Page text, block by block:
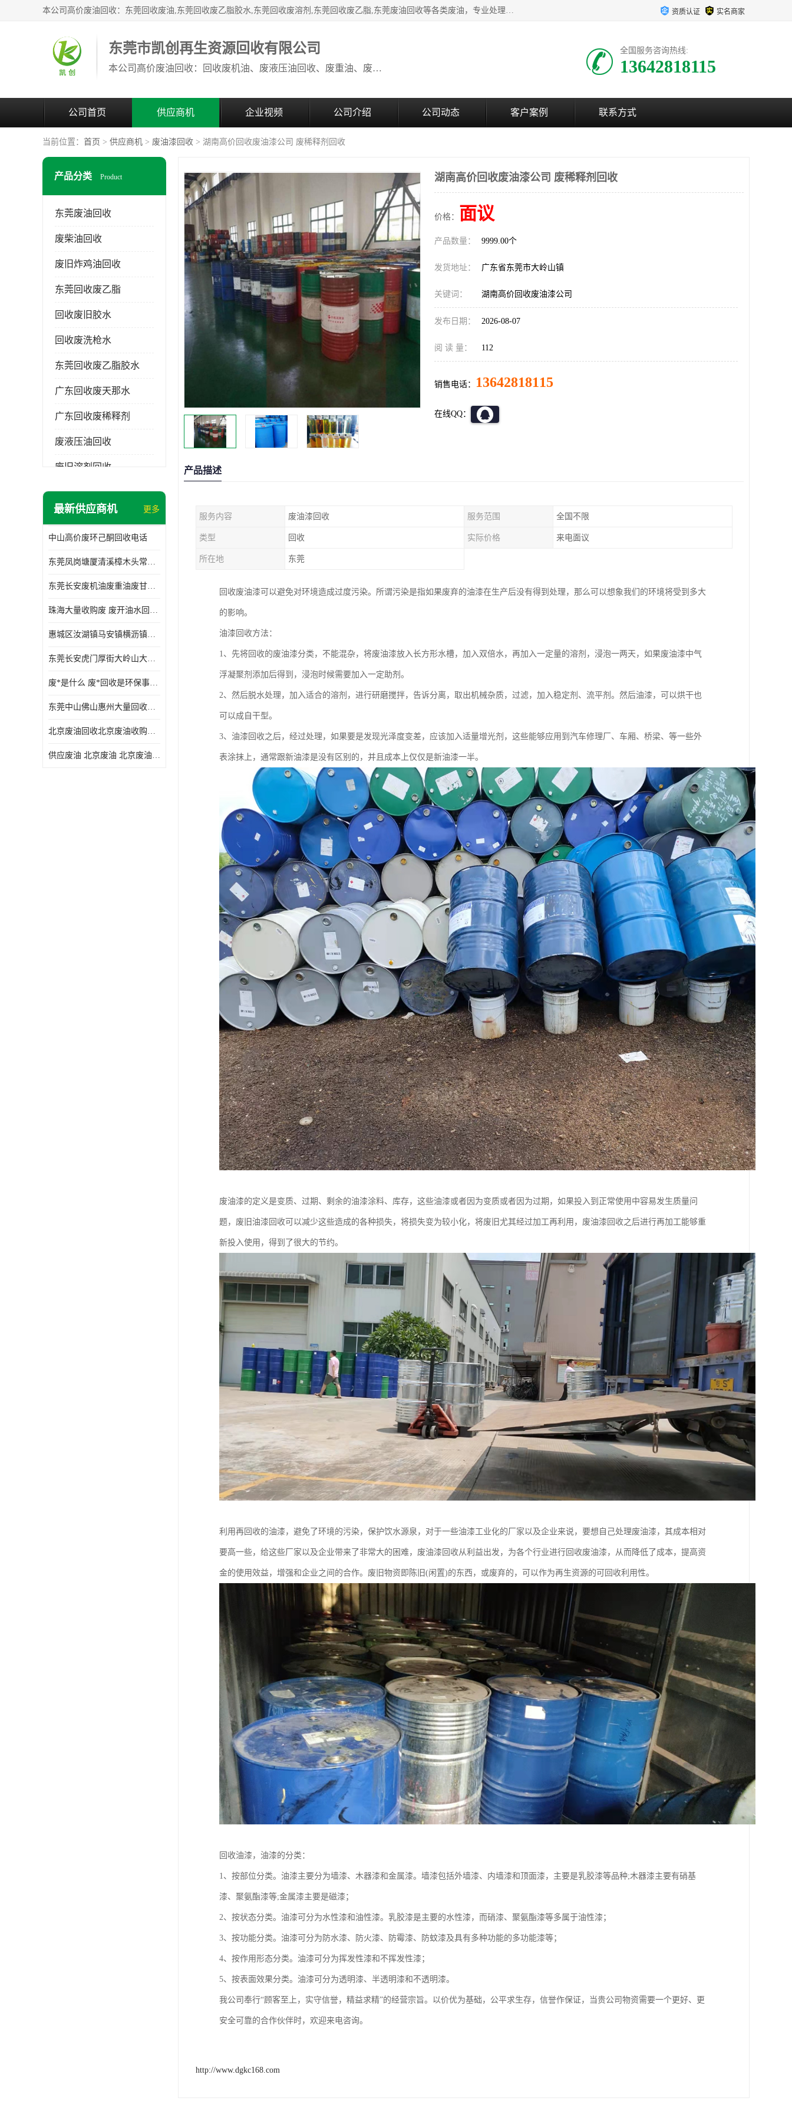
本公司高价废油回收：东莞回收废油,东莞回收废乙脂胶水,东莞回收废溶剂,东莞回收废乙脂,东莞废油回收等各类废油，专业处理从事化工产品研发与销售的综合型高科技服务性企业。我公司自成立以来，一直秉承“科技创新，立足诚信，感恩于心”的理念，力求设计与客户合作共赢的局面。在广大新老客户的大力支持下，我公司员工经过不懈努力，公司已快速发展成为国内知名化工企业。 资质认证 实名商家
东莞市凯创再生资源回收有限公司
本公司高价废油回收：回收废机油、废液压油回收、废重油、废食用油回收、废导热油、废、废油漆、废UV光油、废清、废白矿油、废变压器油
全国服务咨询热线:
13642818115
公司首页 供应商机 企业视频 公司介绍 公司动态 客户案例 联系方式
当前位置： 首页 > 供应商机 > 废油漆回收 > 湖南高价回收废油漆公司 废稀释剂回收
产品分类 Product
东莞废油回收
废柴油回收
废旧炸鸡油回收
东莞回收废乙脂
回收废旧胶水
回收废洗枪水
东莞回收废乙脂胶水
广东回收废天那水
广东回收废稀释剂
废液压油回收
废旧溶剂回收
东莞回收废溶剂
废三氯乙烯回收
废混合溶剂回收
最新供应商机 更多
中山高价废环己酮回收电话
东莞凤岗塘厦清溪樟木头常平废液压油 废火花机油 废 废切削油 废齿轮油 废导轨油 废螺杆油
东莞长安废机油废重油废甘油废矿物油废燃料油废废润滑油废火花机油废油废齿轮油
珠海大量收购废 废开油水回收废酒精废废乙酯胶水废洗枪水废开油水废二废三氯丁脂乙脂废甲
惠城区汝湖镇马安镇横沥镇芦洲镇 惠阳新圩镇镇镇沙田镇废机油废液压油废润滑油废废火花机油废白电油废废齿轮油废白矿油废变压器油废燃料油
东莞长安虎门厚街大岭山大量回收废开油水废洗枪水废稀释剂
废*是什么 废*回收是环保事业吗
东莞中山佛山惠州大量回收废机油，废液压油，废润滑油，废，废火花机油，废白电油，废，废齿轮油，废白矿油，废变压器油，废燃料油，废切削油
北京废油回收北京废油收购再生注意的事项
供应废油 北京废油 北京废油回收 废油收购
湖南高价回收废油漆公司 废稀释剂回收
价格： 面议
产品数量： 9999.00个
发货地址： 广东省东莞市大岭山镇
关键词： 湖南高价回收废油漆公司
发布日期： 2026-08-07
阅 读 量： 112
销售电话： 13642818115
在线QQ：
产品描述
服务内容 废油漆回收 服务范围 全国不限
类型 回收 实际价格 来电面议
所在地 东莞
回收废油漆可以避免对环境造成过度污染。所谓污染是指如果废弃的油漆在生产后没有得到处理，那么可以想象我们的环境将受到多大
的影响。
油漆回收方法：
1、先将回收的废油漆分类，不能混杂，将废油漆放入长方形水槽，加入双倍水，再加入一定量的溶剂，浸泡一两天，如果废油漆中气
浮凝聚剂添加后得到，浸泡时候需要加入一定助剂。
2、然后脱水处理，加入适合的溶剂，进行研磨搅拌，告诉分离，取出机械杂质，过滤，加入稳定剂、流平剂。然后油漆，可以烘干也
可以成自干型。
3、油漆回收之后，经过处理，如果要是发现光泽度变差，应该加入适量增光剂，这些能够应用到汽车修理厂、车厢、桥梁、等一些外
表涂抹上，通常跟新油漆是没有区别的，并且成本上仅仅是新油漆一半。
废油漆的定义是变质、过期、剩余的油漆涂料、库存，这些油漆或者因为变质或者因为过期，如果投入到正常使用中容易发生质量问
题，废旧油漆回收可以减少这些造成的各种损失，将损失变为较小化，将废旧尤其经过加工再利用，废油漆回收之后进行再加工能够重
新投入使用，得到了很大的节约。
利用再回收的油漆，避免了环境的污染，保护饮水源泉，对于一些油漆工业化的厂家以及企业来说，要想自己处理废油漆，其成本相对
要高一些，给这些厂家以及企业带来了非常大的困难，废油漆回收从利益出发，为各个行业进行回收废油漆，从而降低了成本，提高资
金的使用效益，增强和企业之间的合作。废旧物资即陈旧(闲置)的东西，或废弃的，可以作为再生资源的可回收利用性。
回收油漆，油漆的分类：
1、按部位分类。油漆主要分为墙漆、木器漆和金属漆。墙漆包括外墙漆、内墙漆和顶面漆，主要是乳胶漆等品种;木器漆主要有硝基
漆、聚氨酯漆等;金属漆主要是磁漆；
2、按状态分类。油漆可分为水性漆和油性漆。乳胶漆是主要的水性漆，而硝漆、聚氨酯漆等多属于油性漆；
3、按功能分类。油漆可分为防水漆、防火漆、防霉漆、防蚊漆及具有多种功能的多功能漆等；
4、按作用形态分类。油漆可分为挥发性漆和不挥发性漆；
5、按表面效果分类。油漆可分为透明漆、半透明漆和不透明漆。
我公司奉行“顾客至上，实守信誉，精益求精”的经营宗旨。以价优为基础，公平求生存，信誉作保证，当贵公司物资需要一个更好、更
安全可靠的合作伙伴时，欢迎来电咨询。
http://www.dgkc168.com